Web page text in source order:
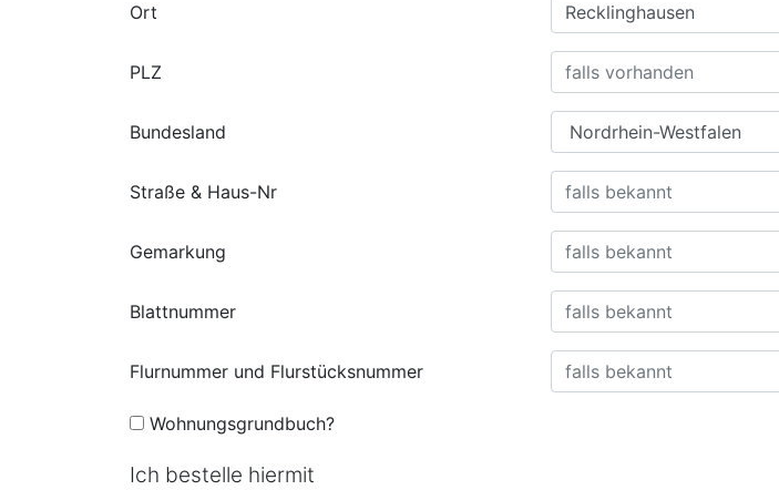
Ort
PLZ
Bundesland
Straße & Haus-Nr
Gemarkung
Blattnummer
Flurnummer und Flurstücksnummer
Wohnungsgrundbuch?
Ich bestelle hiermit